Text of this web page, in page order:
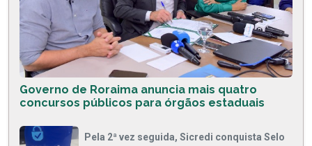
Governo de Roraima anuncia mais quatro
concursos públicos para órgãos estaduais
Pela 2ª vez seguida, Sicredi conquista Selo